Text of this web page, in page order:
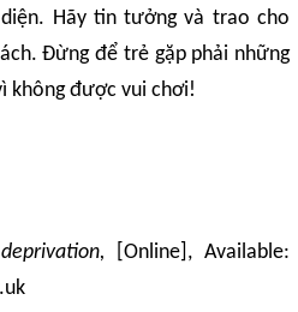
Hãy tin tưởng và trao cho
Đừng để trẻ gặp phải những
không được vui chơi!
[Online], Available: